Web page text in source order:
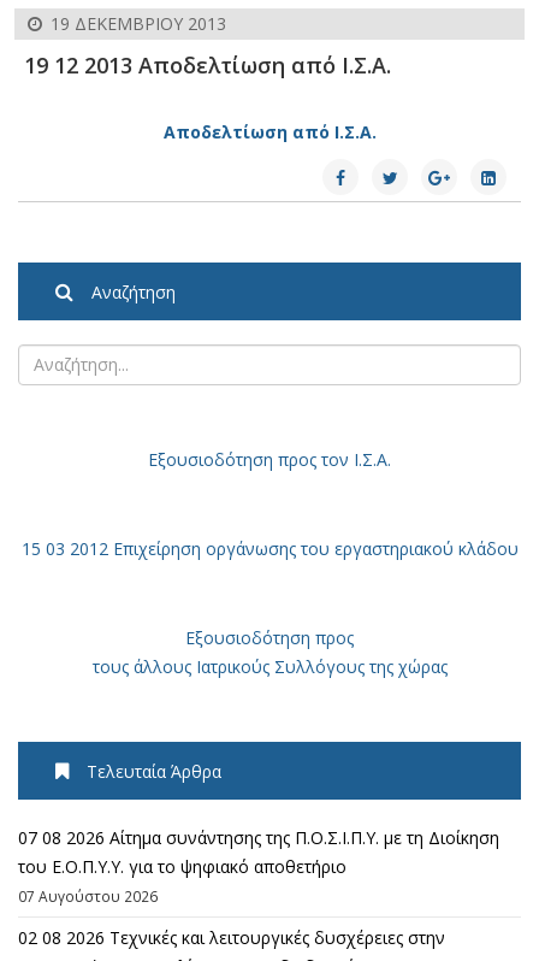
19 ΔΕΚΕΜΒΡΊΟΥ 2013
19 12 2013 Αποδελτίωση από Ι.Σ.Α.
Αποδελτίωση από Ι.Σ.Α.
Αναζήτηση
Εξουσιοδότηση προς τον Ι.Σ.Α.
15 03 2012 Επιχείρηση οργάνωσης του εργαστηριακού κλάδου
Εξουσιοδότηση προς
τους άλλους Ιατρικούς Συλλόγους της χώρας
Τελευταία Άρθρα
07 08 2026 Αίτημα συνάντησης της Π.Ο.Σ.Ι.Π.Υ. με τη Διοίκηση
του Ε.Ο.Π.Υ.Υ. για το ψηφιακό αποθετήριο
07 Αυγούστου 2026
02 08 2026 Τεχνικές και λειτουργικές δυσχέρειες στην